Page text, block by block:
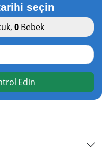
tarihi seçin
, 0Bebek
Edin